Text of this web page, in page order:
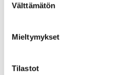
valinta
Välttämätön
Mieltymykset
Tilastot
− Yksi asia täytyy muistaa
taskuun. Toivon, etten joudu
siihen, mutta nitrosuihke on